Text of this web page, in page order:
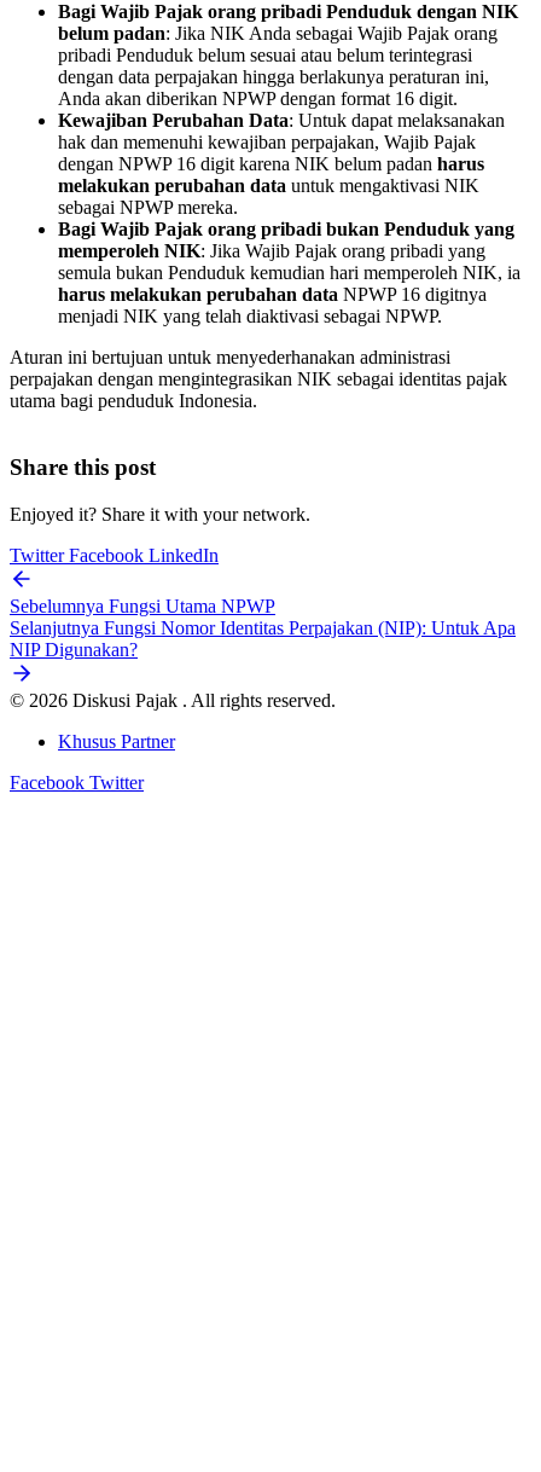
Bagi Wajib Pajak orang pribadi Penduduk dengan NIK
belum padan: Jika NIK Anda sebagai Wajib Pajak orang
pribadi Penduduk belum sesuai atau belum terintegrasi
dengan data perpajakan hingga berlakunya peraturan ini,
Anda akan diberikan NPWP dengan format 16 digit.
Kewajiban Perubahan Data: Untuk dapat melaksanakan
hak dan memenuhi kewajiban perpajakan, Wajib Pajak
dengan NPWP 16 digit karena NIK belum padan harus
melakukan perubahan data untuk mengaktivasi NIK
sebagai NPWP mereka.
Bagi Wajib Pajak orang pribadi bukan Penduduk yang
memperoleh NIK: Jika Wajib Pajak orang pribadi yang
semula bukan Penduduk kemudian hari memperoleh NIK, ia
harus melakukan perubahan data NPWP 16 digitnya
menjadi NIK yang telah diaktivasi sebagai NPWP.
Aturan ini bertujuan untuk menyederhanakan administrasi
perpajakan dengan mengintegrasikan NIK sebagai identitas pajak
utama bagi penduduk Indonesia.
Share this post
Enjoyed it? Share it with your network.
TwitterFacebook LinkedIn
Sebelumnya Fungsi Utama NPWP
Selanjutnya Fungsi Nomor Identitas Perpajakan (NIP): Untuk Apa
NIP Digunakan?
© 2026 Diskusi Pajak . All rights reserved.
Khusus Partner
Facebook Twitter